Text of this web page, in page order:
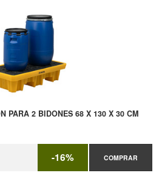
PARA 2 BIDONES 68 X 130 X 30 CM
-16% COMPRAR